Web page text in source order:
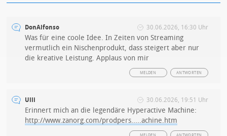
DonAlfonso 30.06.2026, 16:30 Uhr
Was für eine coole Idee. In Zeiten von Streaming
vermutlich ein Nischenprodukt, dass steigert aber nur
die kreative Leistung. Applaus von mir
ANTWORTEN
MELDEN
Ulli 30.06.2026, 19:51 Uhr
Erinnert mich an die legendäre Hyperactive Machine:
http://www.zanorg.com/prodpers.....achine.htm